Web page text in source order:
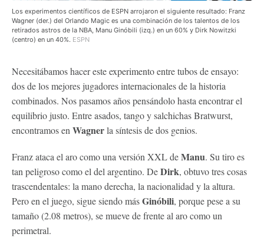
Los experimentos científicos de ESPN arrojaron el siguiente resultado: Franz
Wagner (der.) del Orlando Magic es una combinación de los talentos de los
retirados astros de la NBA, Manu Ginóbili (izq.) en un 60% y Dirk Nowitzki
(centro) en un 40%. ESPN
Necesitábamos hacer este experimento entre tubos de ensayo:
dos de los mejores jugadores internacionales de la historia
combinados. Nos pasamos años pensándolo hasta encontrar el
equilibrio justo. Entre asados, tango y salchichas Bratwurst,
encontramos en Wagnerla síntesis de dos genios.
Franz ataca el aro como una versión XXL deManu. Su tiro es
tan peligroso como el del argentino. DeDirk, obtuvo tres cosas
trascendentales: la mano derecha, la nacionalidad y la altura.
Pero en el juego, sigue siendo másGinóbili, porque pese a su
tamaño (2.08 metros), se mueve de frente al aro como un
perimetral.